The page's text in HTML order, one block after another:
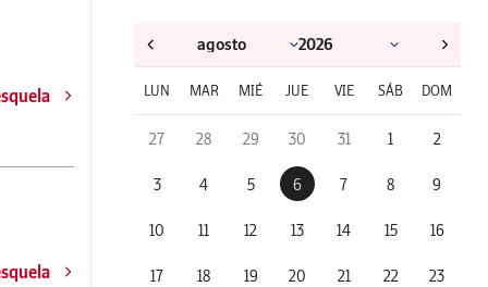
LUN MAR MIÉ JUE VIE SÁB DOM
27 28 29 30 31 1 2
3 4 5 6 7 8 9
10 11 12 13 14 15 16
17 18 19 20 21 22 23